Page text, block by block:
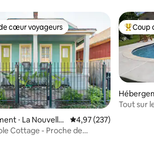
base de 229 commentaires : 4,98 sur 5
cœur voyageurs les plus appréciés
cœur voyageurs
⋅ La Nouvelle-
Évaluation moyenne
4,97 (237)
Cottage - Proche de
Coups
Coup
-Orléans
Tout sur